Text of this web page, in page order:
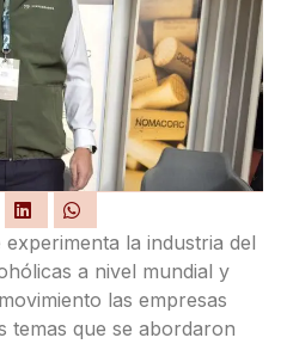
la industria del
a nivel mundial y
las empresas
temas que se abordaron